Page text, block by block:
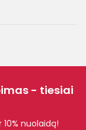
- tiesiai
nuolaidą!